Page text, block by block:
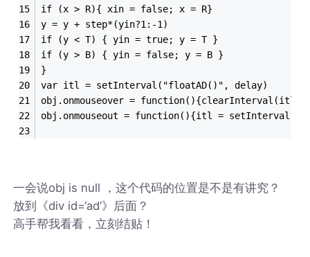
if (x > R){ xin = false; x = R}
y = y + step*(yin?1:-1)
if (y < T) { yin = true; y = T }
if (y > B) { yin = false; y = B }
}
var itl = setInterval("floatAD()", delay)
obj.onmouseover =
obj.onmouseout = function(){itl =
一会说obj is null ，这个代码的位置是不是有讲究？
放到《div id=‘ad’》后面？
高手帮我看看，立刻结贴！